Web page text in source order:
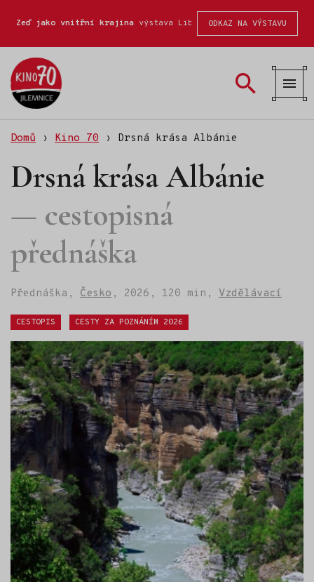
Zeď jako vnitřní krajina výstava Liberecké školy fotografické
ODKAZ NA VÝSTAVU
70
Domů › Kino 70 › Drsná krása Albánie
Drsná krása Albánie
cestopisná
přednáška
Přednáška, Česko , 2026, 120 min, Vzdělávací
Štítky:
CESTOPIS CESTY ZA POZNÁNÍM 2026